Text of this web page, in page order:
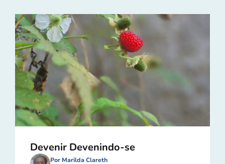
Devenir Devenindo-se
Por Marilda Clareth